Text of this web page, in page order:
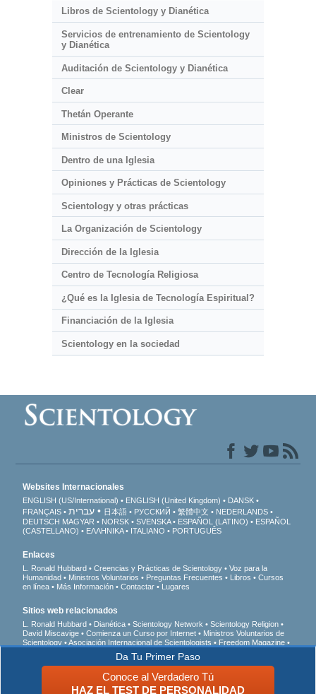
Libros de Scientology y Dianética
Servicios de entrenamiento de Scientology
y Dianética
Auditación de Scientology y Dianética
Clear
Thetán Operante
Ministros de Scientology
Dentro de una Iglesia
Opiniones y Prácticas de Scientology
Scientology y otras prácticas
La Organización de Scientology
Dirección de la Iglesia
Centro de Tecnología Religiosa
¿Qué es la Iglesia de Tecnología Espiritual?
Financiación de la Iglesia
Scientology en la sociedad
Da Tu Primer Paso
Conoce al Verdadero Tú
HAZ EL TEST DE PERSONALIDAD
Websites Internacionales
ENGLISH (US/International) ENGLISH (United Kingdom)
DANSK
FRANÇAIS
עברית 日本語 РУССКИЙ 繁體中文
NEDERLANDS
DEUTSCH MAGYAR NORSK SVENSKA ESPAÑOL (LATINO)
ESPAÑOL
(CASTELLANO)
ΕΛΛΗΝΙΚA ITALIANO PORTUGUÊS
Enlaces
L. Ronald Hubbard Creencias y Prácticas de Scientology
Voz para la
Humanidad
Ministros Voluntarios Preguntas Frecuentes Libros
Cursos
en línea
Más Información Contactar Lugares
Sitios web relacionados
L. Ronald Hubbard Dianética Scientology Network
Scientology Religion
David Miscavige
Comienza un Curso por Internet
Ministros Voluntarios de
Scientology
Asociación Internacional de Scientologists
Freedom Magazine
En Apoyo de Un Mundo Sin Drogas
Jóvenes por los Derechos Humanos
Ciudadanos por los Derechos Humanos